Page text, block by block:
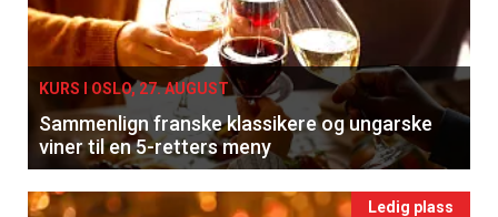
Apéritif
Vi tilbyr flere ukentlige nyhetsbrev. Du
kan fritt velge hvilke du ønsker å få
tilsendt.
Registrer deg
KURS I OSLO, 27. AUGUST
Sammenlign franske klassikere og ungarske
viner til en 5-retters meny
Ledig plass